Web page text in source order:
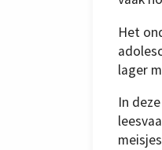
Het
lager
In